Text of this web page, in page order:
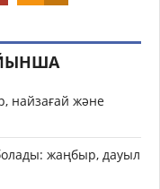
найзағай және
жаңбыр, дауыл